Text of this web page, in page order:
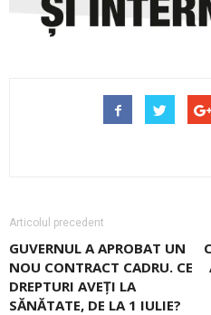
Articolul precedent
GUVERNUL A APROBAT UN
NOU CONTRACT CADRU. CE
DREPTURI AVEȚI LA
SĂNĂTATE, DE LA 1 IULIE?